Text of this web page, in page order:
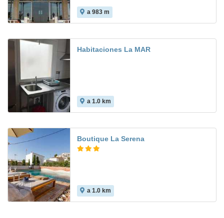
a 983 m
Habitaciones La MAR
a 1.0 km
Boutique La Serena
a 1.0 km